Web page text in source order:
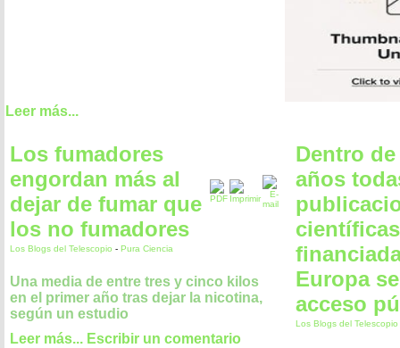
Leer más...
Los fumadores
engordan más al
dejar de fumar que
los no fumadores
Los Blogs del Telescopio - Pura Ciencia
Una media de entre tres y cinco kilos
en el primer año tras dejar la nicotina,
según un estudio
Leer más... Escribir un comentario
Dentro
años
científicas
Europa
acceso
Los Blogs del Telescopio